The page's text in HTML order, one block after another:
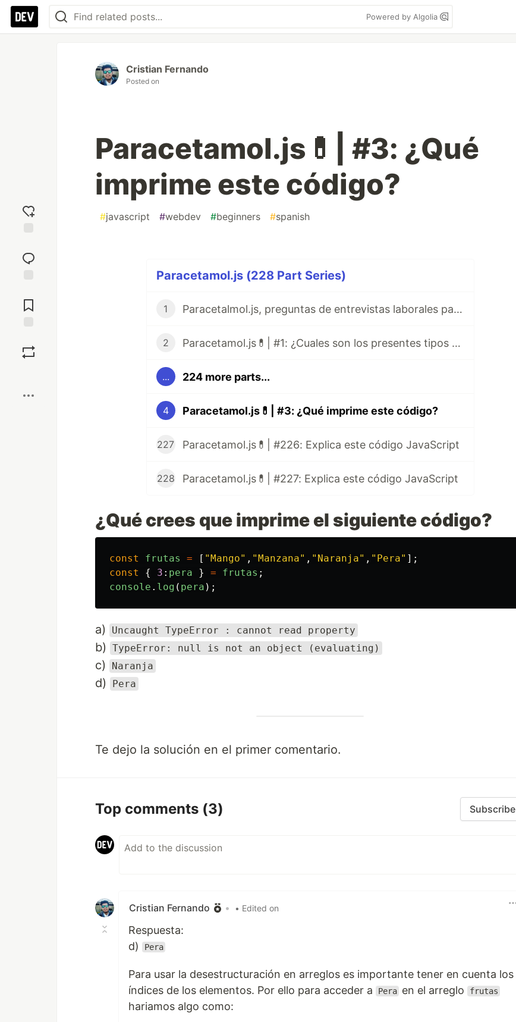
Powered by Algolia
reaction
Comments
Cristian Fernando
Posted on
Paracetamol.js💊| #3: ¿Qué
imprime este código?
#javascript #webdev #beginners #spanish
Paracetamol.js (228 Part Series)
1 Paracetalmol.js, preguntas de entrevistas laborales para JavaScript en Español 😎
2 Paracetamol.js💊| #1: ¿Cuales son los presentes tipos de datos de JavaScript?
... 224 more parts...
4 Paracetamol.js💊| #3: ¿Qué imprime este código?
227 Paracetamol.js💊| #226: Explica este código JavaScript
228 Paracetamol.js💊| #227: Explica este código JavaScript
¿Qué crees que imprime el siguiente código?
const frutas = [ "Mango" , "Manzana" , " Naranja" , " Pera" ];
const
{ 3 : pera } = frutas ;
console . log ( pera );
a) Uncaught TypeError : cannot read property
b) TypeError: null is not an object (evaluating)
c) Naranja
d) Pera
Te dejo la solución en el primer comentario.
Top comments (3) Subscribe
Cristian Fernando • • Edited on
Respuesta:
d)
Pera
Para usar la desestructuración en arreglos es importante tener en cuenta los
índices de los elementos. Por ello para acceder a
Pera en el arreglo frutas
hariamos algo como: